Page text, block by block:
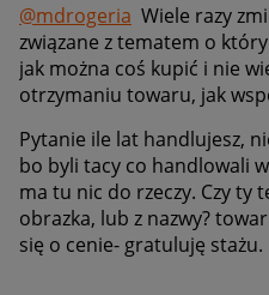
@mdrogeria Wiele razy
związane z tematem o
jak można coś kupić i nie
otrzymaniu towaru, jak
Pytanie ile lat handlujesz,
bo byli tacy co handlowali
ma tu nic do rzeczy. Czy ty
obrazka, lub z nazwy?
się o cenie- gratuluję stażu.